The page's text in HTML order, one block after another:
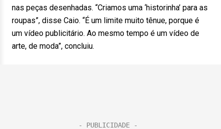
nas peças desenhadas. “Criamos uma ‘historinha’ para as
roupas”, disse Caio. “É um limite muito tênue, porque é
um vídeo publicitário. Ao mesmo tempo é um vídeo de
arte, de moda”, concluiu.